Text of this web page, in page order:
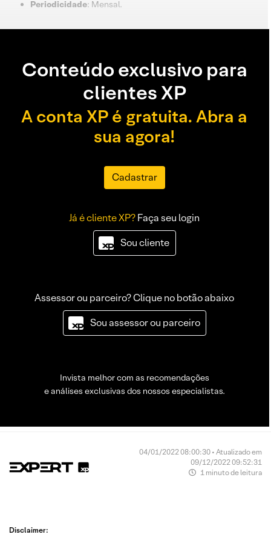
Periodicidade: Mensal.
Conteúdo exclusivo para
clientes XP
A conta XP é gratuita. Abra a
sua agora!
Cadastrar
Já é cliente XP?Faça seu login
Sou cliente
Assessor ou parceiro? Clique no botão abaixo
Sou assessor ou parceiro
Invista melhor com as recomendações
e análises exclusivas dos nossos especialistas.
04/01/2022 08:00:30 • Atualizado em
09/12/2022 09:52:31
1 minuto de leitura
Disclaimer: